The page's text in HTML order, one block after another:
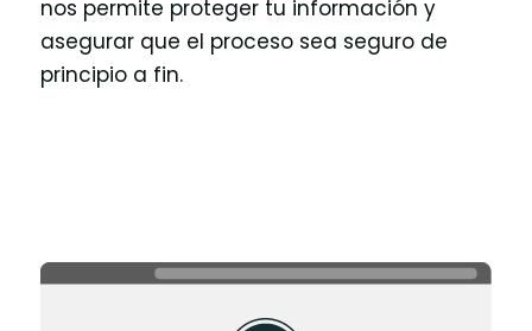
nos permite proteger tu información y
asegurar que el proceso sea seguro de
principio a fin.